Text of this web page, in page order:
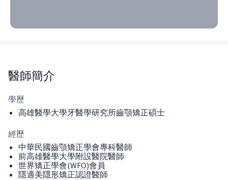
醫師簡介
學歷
高雄醫學大學牙醫學研究所齒顎矯正碩士
經歷
中華民國齒顎矯正學會專科醫師
前高雄醫學大學附設醫院醫師
世界矯正學會(WFO)會員
隱適美隱形矯正認證醫師